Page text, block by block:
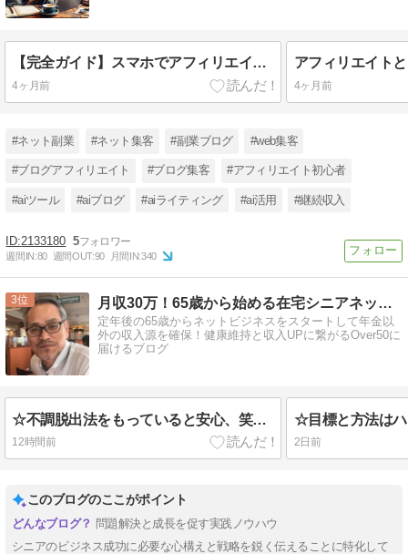
【完全ガイド】スマホでアフィリエイトの始め方！初心者が月5万稼ぐ方法と注意点
4ヶ月前 4ヶ月前
#ネット副業 #ネット集客 #副業ブログ #web集客
#ブログアフィリエイト #ブログ集客 #アフィリエイト初心者
#aiツール #aiブログ #aiライティング #ai活用 #継続収入
2133180 5
週間IN:80 週間OUT:90 月間IN:340
3 月収30万！65歳から始める在宅シニアネットビジネス！
定年後の65歳からネットビジネスをスタートして年金以
外の収入源を確保！健康維持と収入UPに繋がるOver50に
届けるブログ
☆不調脱出法をもっていると安心、笑顔で行動していくと、人は快調になっていく、これがシニアの笑顔の脱出術！！
12時間前 2日前
このブログのここがポイント
問題解決と成長を促す実践ノウハウ
シニアのビジネス成功に必要な心構えと戦略を鋭く伝えることに特化して